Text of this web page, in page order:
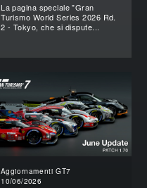
La pagina speciale "Gran
Turismo World Series 2026 Rd.
2 - Tokyo, che si dispute...
Aggiornamenti GT7
10/06/2026